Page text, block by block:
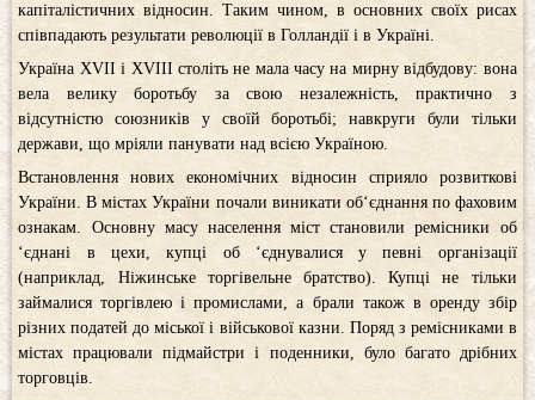
капіталістичних відносин. Таким чином, в основних своїх рисах
співпадають результати революції в Голландії і в Україні.
Україна XVII і ХVІІІ століть не мала часу на мирну відбудову: вона
вела велику боротьбу за свою незалежність, практично з
відсутністю союзників у своїй боротьбі; навкруги були тільки
держави, що мріяли панувати над всією Україною.
Встановлення нових економічних відносин сприяло розвиткові
України. В містах України почали виникати об‘єднання по фаховим
ознакам. Основну масу населення міст становили ремісники об
‘єднані в цехи, купці об ‘єднувалися у певні організації
(наприклад, Ніжинське торгівельне братство). Купці не тільки
займалися торгівлею і промислами, а брали також в оренду збір
різних податей до міської і військової казни. Поряд з ремісниками в
містах працювали підмайстри і поденники, було багато дрібних
торговців.